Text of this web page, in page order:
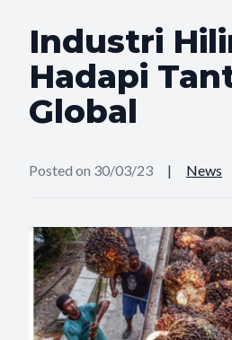
Industri
Hadapi
Global
Posted on 30/03/23 | News